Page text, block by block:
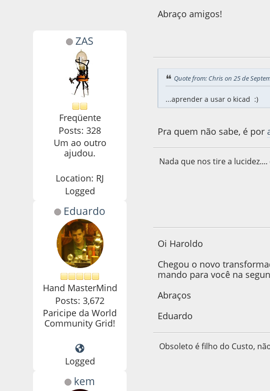
Abraço amigos!
ZAS
Freqüente
Posts: 328
Um ao outro
ajudou.
Location: RJ
Logged
Quote from: Chris on 25 de
...aprender a usar o kicad :)
Pra quem não sabe, é por
Nada que nos tire a
Eduardo
Hand MasterMind
Posts: 3,672
Paricipe da World
Community Grid!
Logged
Oi Haroldo
Chegou o novo
mando para você na
Abraços
Eduardo
Obsoleto é filho do Custo,
kem